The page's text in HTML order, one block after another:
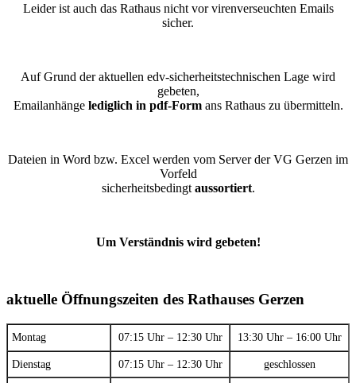
Leider ist auch das Rathaus nicht vor virenverseuchten Emails
sicher.
Auf Grund der aktuellen edv-sicherheitstechnischen Lage wird
gebeten,
Emailanhänge lediglich in pdf-Formans Rathaus zu übermitteln.
Dateien in Word bzw. Excel werden vom Server der VG Gerzen im
Vorfeld
sicherheitsbedingt aussortiert.
Um Verständnis wird gebeten!
aktuelle Öffnungszeiten des Rathauses Gerzen
Montag 07:15 Uhr – 12:30 Uhr 13:30 Uhr – 16:00 Uhr
Dienstag 07:15 Uhr – 12:30 Uhr geschlossen